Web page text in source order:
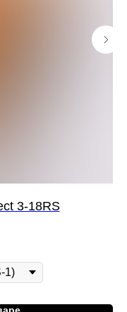
3-18RS